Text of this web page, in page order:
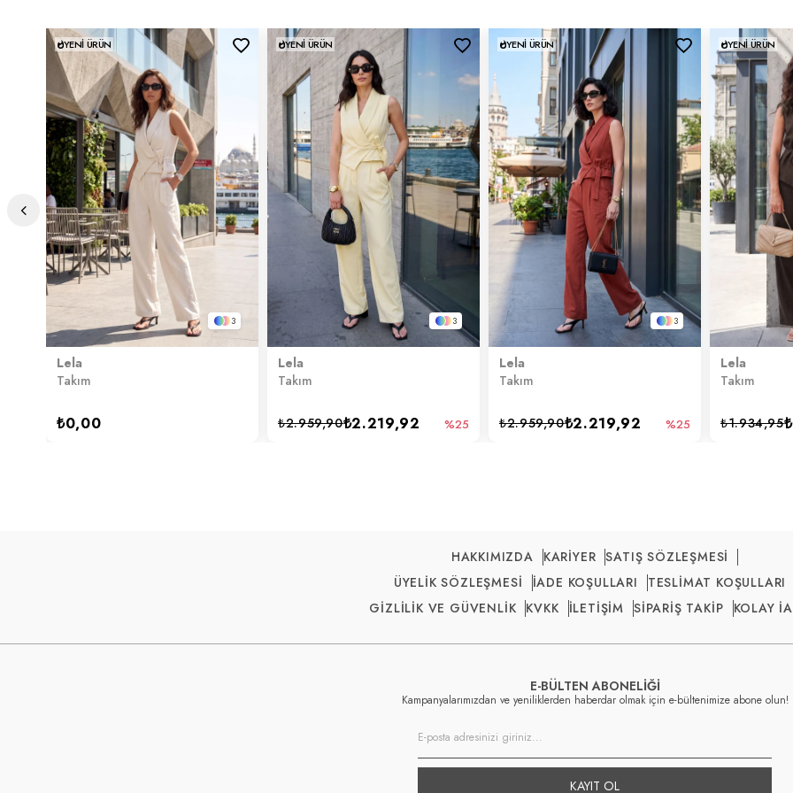
3
Lela
Takım
₺0,00
YENI ÜRÜN
3
Lela
Takım
₺2.219,92
₺2.959,90 %25
YENI ÜRÜN
3
Lela
Takım
₺2.219,92
₺2.959,90 %25
YENI ÜRÜN
Lela
Takım
₺1.934,95
YENI ÜRÜN
HAKKIMIZDA KARİYER SATIŞ SÖZLEŞMESİ
ÜYELİK SÖZLEŞMESİ
İADE KOŞULLARI
TESLİMAT KOŞULLARI
GİZLİLİK VE GÜVENLİK KVKK İLETİŞİM SİPARİŞ TAKİP KOLAY
E-BÜLTEN ABONELİĞİ
Kampanyalarımızdan ve yeniliklerden haberdar olmak için e-bültenimize abone olun!
KAYIT OL